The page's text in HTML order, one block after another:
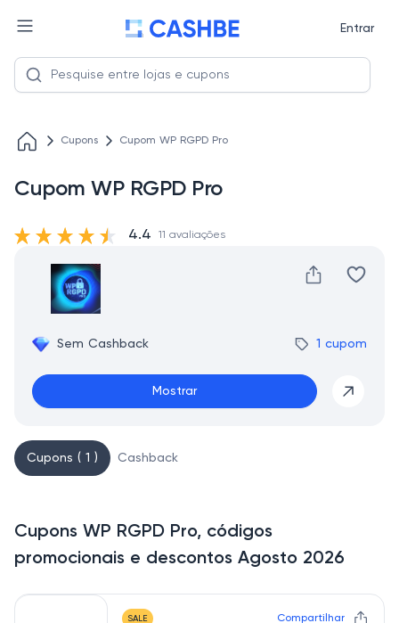
Entrar
Cupons Cupom WP RGPD Pro
Cupom WP RGPD Pro
Sem Cashback 1 cupom
Mostrar
4.4 11 avaliações
Cupons ( 1 ) Cashback
Cupons WP RGPD Pro, códigos
promocionais e descontos Agosto 2026
SALE Compartilhar